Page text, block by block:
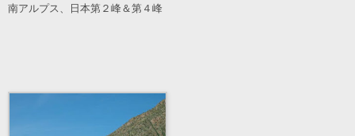
南アルプス、日本第２峰＆第４峰